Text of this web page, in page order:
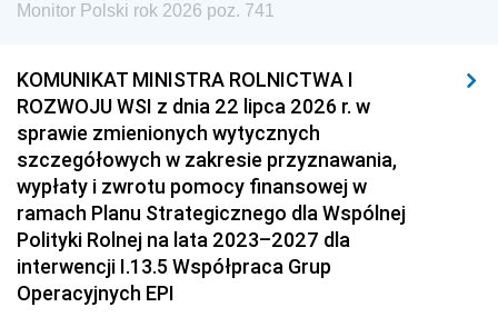
Monitor Polski rok 2026 poz. 741
KOMUNIKAT MINISTRA ROLNICTWA I
ROZWOJU WSI z dnia 22 lipca 2026 r. w
sprawie zmienionych wytycznych
szczegółowych w zakresie przyznawania,
wypłaty i zwrotu pomocy finansowej w
ramach Planu Strategicznego dla Wspólnej
Polityki Rolnej na lata 2023–2027 dla
interwencji I.13.5 Współpraca Grup
Operacyjnych EPI